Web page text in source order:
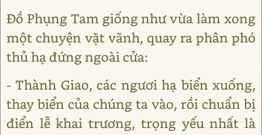
Đồ Phụng Tam giống như vừa làm xong
một chuyện vặt vãnh, quay ra phân phó
thủ hạ đứng ngoài cửa:
- Thành Giao, các ngươi hạ biển xuống,
thay biển của chúng ta vào, rồi chuẩn bị
điển lễ khai trương, trọng yếu nhất là